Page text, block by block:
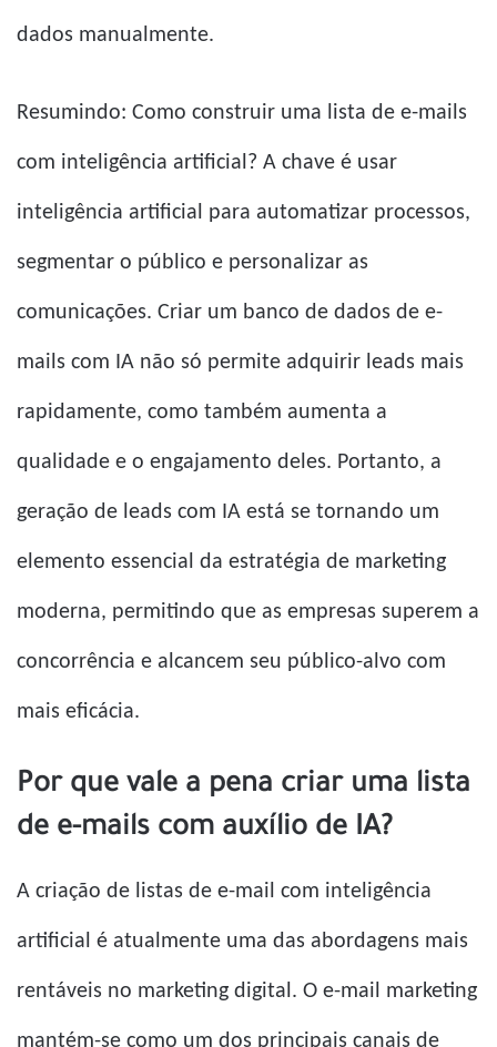
dados manualmente.
Resumindo: Como construir uma lista de e-mails
com inteligência artificial? A chave é usar
inteligência artificial para automatizar processos,
segmentar o público e personalizar as
comunicações. Criar um banco de dados de e-
mails com IA não só permite adquirir leads mais
rapidamente, como também aumenta a
qualidade e o engajamento deles. Portanto, a
geração de leads com IA está se tornando um
elemento essencial da estratégia de marketing
moderna, permitindo que as empresas superem a
concorrência e alcancem seu público-alvo com
mais eficácia.
Por que vale a pena criar uma lista
de e-mails com auxílio de IA?
A criação de listas de e-mail com inteligência
artificial é atualmente uma das abordagens mais
rentáveis ​​no marketing digital. O e-mail marketing
mantém-se como um dos principais canais de